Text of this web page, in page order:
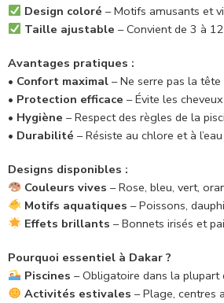
Design coloré – Motifs amusants et
Taille ajustable – Convient de 3 à
Avantages pratiques :
• Confort maximal – Ne serre pas la tête
• Protection efficace – Évite les
• Hygiène – Respect des règles de la
• Durabilité – Résiste au chlore et à
Designs disponibles :
Couleurs vives – Rose, bleu, vert,
Motifs aquatiques – Poissons,
Effets brillants – Bonnets irisés et
Pourquoi essentiel à Dakar ?
Piscines – Obligatoire dans la plupart
Activités estivales – Plage, centres